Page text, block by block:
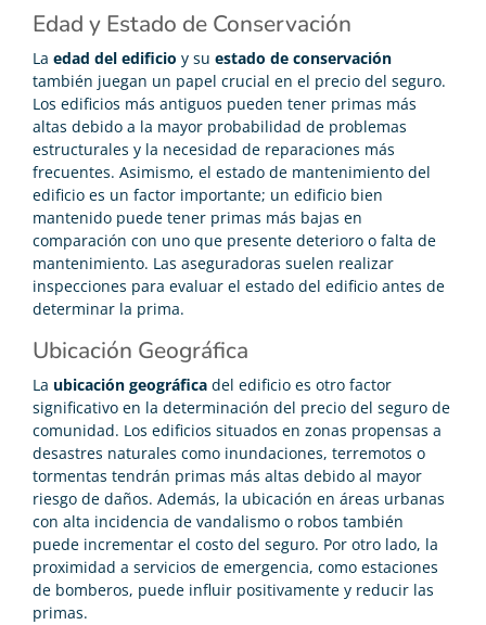
Edad y Estado de Conservación
La edad del edificio y su estado de conservación
también juegan un papel crucial en el precio del seguro.
Los edificios más antiguos pueden tener primas más
altas debido a la mayor probabilidad de problemas
estructurales y la necesidad de reparaciones más
frecuentes. Asimismo, el estado de mantenimiento del
edificio es un factor importante; un edificio bien
mantenido puede tener primas más bajas en
comparación con uno que presente deterioro o falta de
mantenimiento. Las aseguradoras suelen realizar
inspecciones para evaluar el estado del edificio antes de
determinar la prima.
Ubicación Geográfica
La ubicación geográfica del edificio es otro factor
significativo en la determinación del precio del seguro de
comunidad. Los edificios situados en zonas propensas a
desastres naturales como inundaciones, terremotos o
tormentas tendrán primas más altas debido al mayor
riesgo de daños. Además, la ubicación en áreas urbanas
con alta incidencia de vandalismo o robos también
puede incrementar el costo del seguro. Por otro lado, la
proximidad a servicios de emergencia, como estaciones
de bomberos, puede influir positivamente y reducir las
primas.